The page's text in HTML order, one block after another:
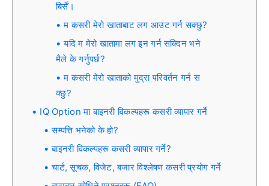
बिर्सें।
म कसरी मेरो खाताबाट लग आउट गर्न सक्छु?
यदि म मेरो खातामा लग इन गर्न सक्दिन भने
मैले के गर्नुपर्छ?
म कसरी मेरो खाताको मुद्रा परिवर्तन गर्न स
क्छु?
IQ Option मा बाइनरी विकल्पहरू कसरी व्यापार गर्ने
सम्पत्ति भनेको के हो?
बाइनरी विकल्पहरू कसरी व्यापार गर्ने?
चार्ट, सूचक, विजेट, बजार विश्लेषण कसरी प्रयोग गर्ने